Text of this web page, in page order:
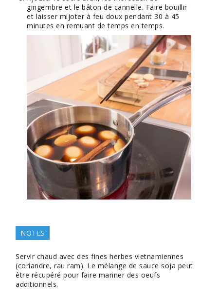
gingembre et le bâton de cannelle. Faire bouillir
et laisser mijoter à feu doux pendant 30 à 45
minutes en remuant de temps en temps.
NOTES
Servir chaud avec des fines herbes vietnamiennes
(coriandre, rau ram). Le mélange de sauce soja peut
être récupéré pour faire mariner des oeufs
additionnels.